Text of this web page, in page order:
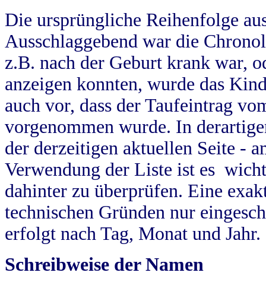
Die ursprüngliche Reihenfolge
Ausschlaggebend war die
z.B. nach der Geburt krank war,
anzeigen konnten, wurde das
auch vor, dass der Taufeintrag
vorgenommen wurde. In
der derzeitigen aktuellen Seite -
Verwendung der Liste ist es
dahinter zu überprüfen. Eine
technischen Gründen nur
erfolgt nach Tag, Monat und Jahr.
Schreibweise der Namen